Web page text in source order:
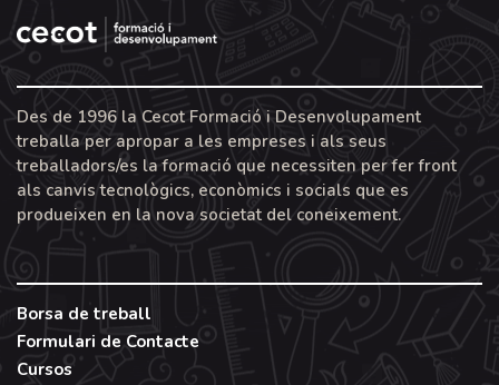
Des de 1996 la Cecot Formació i Desenvolupament
treballa per apropar a les empreses i als seus
treballadors/es la formació que necessiten per fer front
als canvis tecnològics, econòmics i socials que es
produeixen en la nova societat del coneixement.
Borsa de treball
Formulari de Contacte
Cursos